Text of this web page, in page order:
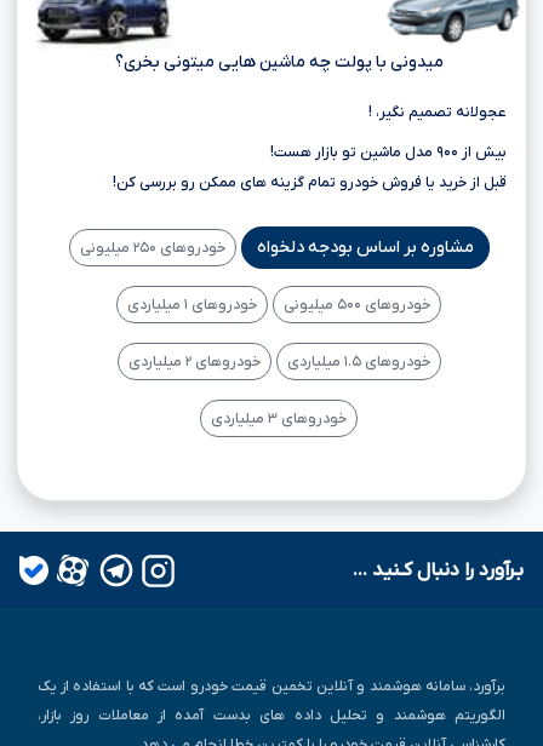
میدونی با پولت چه ماشین هایی میتونی بخری؟
عجولانه تصمیم نگیر، !
بیش از ۹۰۰ مدل ماشین تو بازار هست!
قبل از خرید یا فروش خودرو تمام گزینه های ممکن رو بررسی کن!
مشاوره بر اساس بودجه دلخواه خودروهای ۲۵۰ میلیونی
خودروهای ۵۰۰ میلیونی خودروهای ۱ میلیاردی
خودروهای ۱.۵ میلیاردی خودروهای ۲ میلیاردی
خودروهای ۳ میلیاردی
بـرآورد را دنبال کـنید ...
برآورد، سامانه هوشمند و آنلاین تخمین قیمت خودرو است که با استفاده از یک
الگوریتم هوشمند و تحلیل داده های بدست آمده از معاملات روز بازار،